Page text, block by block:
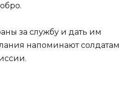
за службу и дать им
напоминают солдатам